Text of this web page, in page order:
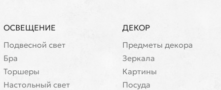
ОСВЕЩЕНИЕ
Подвесной свет
Бра
Торшеры
Настольный свет
ДЕКОР
Предметы декора
Зеркала
Картины
Посуда